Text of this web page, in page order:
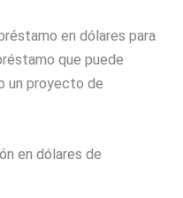
en dólares para
que puede
un proyecto de
en dólares de